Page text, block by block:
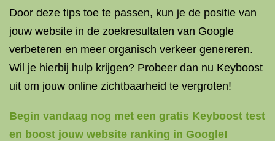
Door deze tips toe te passen, kun je de positie van
jouw website in de zoekresultaten van Google
verbeteren en meer organisch verkeer genereren.
Wil je hierbij hulp krijgen? Probeer dan nu Keyboost
uit om jouw online zichtbaarheid te vergroten!
Begin vandaag nog met een gratis Keyboost test
en boost jouw website ranking in Google!